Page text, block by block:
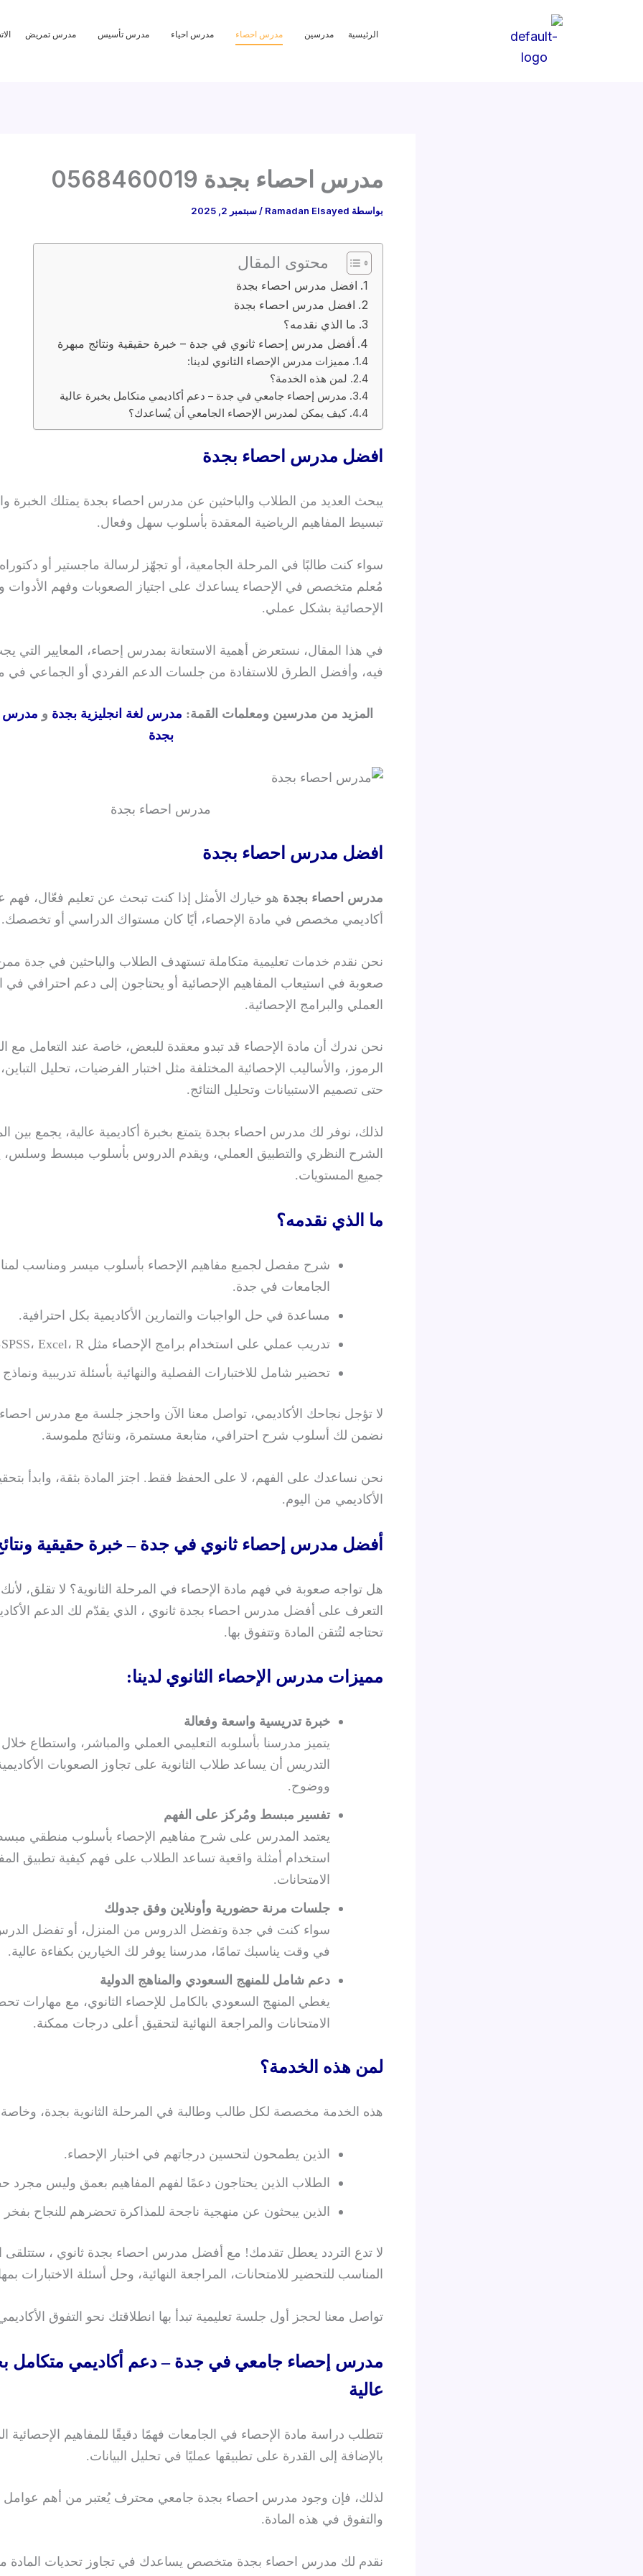
الرئيسية مدرسين مدرس احصاء مدرس احياء مدرس تأسيس مدرس تمريض
مدرس احصاء بجدة 0568460019
بواسطة Ramadan Elsayed
/سبتمبر 2, 2025
محتوى المقال
افضل مدرس احصاء بجدة
افضل مدرس احصاء بجدة
ما الذي نقدمه؟
أفضل مدرس إحصاء ثانوي في جدة – خبرة حقيقية ونتائج مبهرة
مميزات مدرس الإحصاء الثانوي لدينا:
لمن هذه الخدمة؟
مدرس إحصاء جامعي في جدة – دعم أكاديمي متكامل بخبرة عالية
كيف يمكن لمدرس الإحصاء الجامعي أن يُساعدك؟
افضل مدرس احصاء بجدة
يبحث العديد من الطلاب والباحثين عن مدرس احصاء بجدة يمتلك الخبرة
تبسيط المفاهيم الرياضية المعقدة بأسلوب سهل وفعال.
سواء كنت طالبًا في المرحلة الجامعية، أو تجهّز لرسالة ماجستير أو
مُعلم متخصص في الإحصاء يساعدك على اجتياز الصعوبات وفهم الأدوات
الإحصائية بشكل عملي.
في هذا المقال، نستعرض أهمية الاستعانة بمدرس إحصاء، المعايير التي
فيه، وأفضل الطرق للاستفادة من جلسات الدعم الفردي أو الجماعي في
المزيد من مدرسين ومعلمات القمة: مدرس لغة انجليزية بجدة و مدرس
بجدة
مدرس احصاء بجدة
افضل مدرس احصاء بجدة
مدرس احصاء بجدة هو خيارك الأمثل إذا كنت تبحث عن تعليم فعّال، فهم
أكاديمي مخصص في مادة الإحصاء، أيًا كان مستواك الدراسي أو تخصصك.
نحن نقدم خدمات تعليمية متكاملة تستهدف الطلاب والباحثين في جدة
صعوبة في استيعاب المفاهيم الإحصائية أو يحتاجون إلى دعم احترافي في
العملي والبرامج الإحصائية.
نحن ندرك أن مادة الإحصاء قد تبدو معقدة للبعض، خاصة عند التعامل مع
الرموز، والأساليب الإحصائية المختلفة مثل اختبار الفرضيات، تحليل التباين،
حتى تصميم الاستبيانات وتحليل النتائج.
لذلك، نوفر لك مدرس احصاء بجدة يتمتع بخبرة أكاديمية عالية، يجمع بين
الشرح النظري والتطبيق العملي، ويقدم الدروس بأسلوب مبسط وسلس،
جميع المستويات.
ما الذي نقدمه؟
شرح مفصل لجميع مفاهيم الإحصاء بأسلوب ميسر ومناسب
الجامعات في جدة.
مساعدة في حل الواجبات والتمارين الأكاديمية بكل احترافية.
تدريب عملي على استخدام برامج الإحصاء مثل SPSS، Excel، R، وغيرها.
تحضير شامل للاختبارات الفصلية والنهائية بأسئلة تدريبية
لا تؤجل نجاحك الأكاديمي، تواصل معنا الآن واحجز جلسة مع مدرس
نضمن لك أسلوب شرح احترافي، متابعة مستمرة، ونتائج ملموسة.
نحن نساعدك على الفهم، لا على الحفظ فقط. اجتز المادة بثقة، وابدأ
الأكاديمي من اليوم.
أفضل مدرس إحصاء ثانوي في جدة – خبرة حقيقية
هل تواجه صعوبة في فهم مادة الإحصاء في المرحلة الثانوية؟ لا تقلق،
التعرف على أفضل مدرس احصاء بجدة ثانوي ، الذي يقدّم لك الدعم
تحتاجه لتُتقن المادة وتتفوق بها.
مميزات مدرس الإحصاء الثانوي لدينا:
خبرة تدريسية واسعة وفعالة
يتميز مدرسنا بأسلوبه التعليمي العملي والمباشر، واستطاع
التدريس أن يساعد طلاب الثانوية على تجاوز الصعوبات
ووضوح.
تفسير مبسط ومُركز على الفهم
يعتمد المدرس على شرح مفاهيم الإحصاء بأسلوب منطقي
استخدام أمثلة واقعية تساعد الطلاب على فهم كيفية تطبيق
الامتحانات.
جلسات مرنة حضورية وأونلاين وفق جدولك
سواء كنت في جدة وتفضل الدروس من المنزل، أو تفضل الدرس
في وقت يناسبك تمامًا، مدرسنا يوفر لك الخيارين بكفاءة عالية.
دعم شامل للمنهج السعودي والمناهج الدولية
يغطي المنهج السعودي بالكامل للإحصاء الثانوي، مع مهارات
الامتحانات والمراجعة النهائية لتحقيق أعلى درجات ممكنة.
لمن هذه الخدمة؟
هذه الخدمة مخصصة لكل طالب وطالبة في المرحلة الثانوية بجدة،
الذين يطمحون لتحسين درجاتهم في اختبار الإحصاء.
الطلاب الذين يحتاجون دعمًا لفهم المفاهيم بعمق وليس مجرد
الذين يبحثون عن منهجية ناجحة للمذاكرة تحضرهم للنجاح بفخر
لا تدع التردد يعطل تقدمك! مع أفضل مدرس احصاء بجدة ثانوي ، ستتلقى
المناسب للتحضير للامتحانات، المراجعة النهائية، وحل أسئلة الاختبارات
تواصل معنا لحجز أول جلسة تعليمية تبدأ بها انطلاقتك نحو التفوق
مدرس إحصاء جامعي في جدة – دعم أكاديمي متكامل
عالية
تتطلب دراسة مادة الإحصاء في الجامعات فهمًا دقيقًا للمفاهيم الإحصائية
بالإضافة إلى القدرة على تطبيقها عمليًا في تحليل البيانات.
لذلك، فإن وجود مدرس احصاء بجدة جامعي محترف يُعتبر من أهم عوامل
والتفوق في هذه المادة.
نقدم لك مدرس احصاء بجدة متخصص يساعدك في تجاوز تحديات المادة